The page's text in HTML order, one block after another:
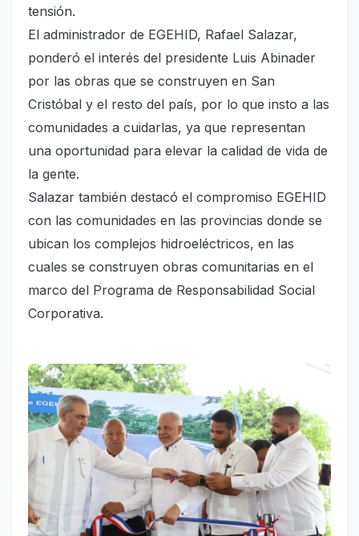
tensión.
El administrador de EGEHID, Rafael Salazar,
ponderó el interés del presidente Luis Abinader
por las obras que se construyen en San
Cristóbal y el resto del país, por lo que insto a las
comunidades a cuidarlas, ya que representan
una oportunidad para elevar la calidad de vida de
la gente.
Salazar también destacó el compromiso EGEHID
con las comunidades en las provincias donde se
ubican los complejos hidroeléctricos, en las
cuales se construyen obras comunitarias en el
marco del Programa de Responsabilidad Social
Corporativa.